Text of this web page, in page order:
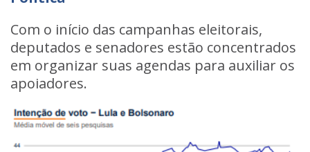
Com o início das campanhas eleitorais,
deputados e senadores estão concentrados
em organizar suas agendas para auxiliar os
apoiadores.